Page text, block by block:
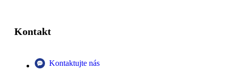
Kontakt
Kontaktujte nás